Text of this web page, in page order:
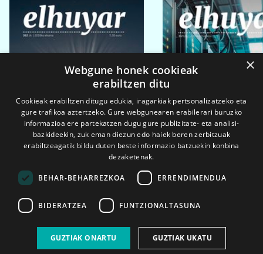
2026ko eka. 1a 2026ko mar. 1a
×
Webgune honek cookieak
erabiltzen ditu
Cookieak erabiltzen ditugu edukia, iragarkiak pertsonalizatzeko eta
gure trafikoa aztertzeko. Gure webgunearen erabilerari buruzko
informazioa ere partekatzen dugu gure publizitate- eta analisi-
bazkideekin, zuk eman diezun edo haiek beren zerbitzuak
erabiltzeagatik bildu duten beste informazio batzuekin konbina
dezaketenak.
BEHAR-BEHARREZKOA ERRENDIMENDUA
BIDERATZEA FUNTZIONALTASUNA
GUZTIAK ONARTU GUZTIAK UKATU